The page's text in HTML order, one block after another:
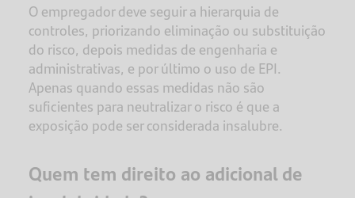
O empregador deve seguir a hierarquia de
controles, priorizando eliminação ou substituição
do risco, depois medidas de engenharia e
administrativas, e por último o uso de EPI.
Apenas quando essas medidas não são
suficientes para neutralizar o risco é que a
exposição pode ser considerada insalubre.
Quem tem direito ao adicional de